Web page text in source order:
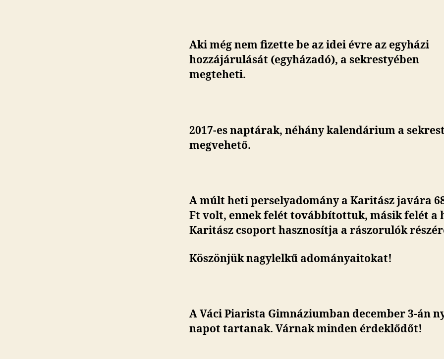
Aki még nem fizette be az idei évre az egyházi
hozzájárulását (egyházadó), a sekrestyében
megteheti.
2017-es naptárak, néhány kalendárium a
megvehető.
A múlt heti perselyadomány a Karitász javára
Ft volt, ennek felét továbbítottuk, másik felét a
Karitász csoport hasznosítja a rászorulók
Köszönjük nagylelkű adományaitokat!
A Váci Piarista Gimnáziumban december 3-án
napot tartanak. Várnak minden érdeklődőt!